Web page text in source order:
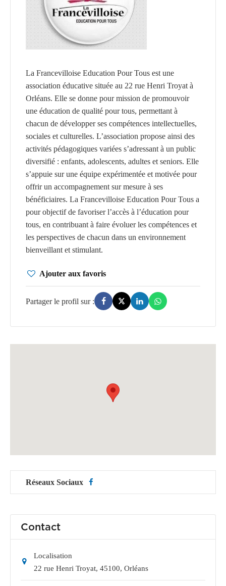
Décès
La Francevilloise Education Pour Tous est une
association éducative située au 22 rue Henri Troyat à
Orléans. Elle se donne pour mission de promouvoir
une éducation de qualité pour tous, permettant à
chacun de développer ses compétences intellectuelles,
sociales et culturelles. L’association propose ainsi des
activités pédagogiques variées s’adressant à un public
diversifié : enfants, adolescents, adultes et seniors. Elle
s’appuie sur une équipe expérimentée et motivée pour
offrir un accompagnement sur mesure à ses
bénéficiaires. La Francevilloise Education Pour Tous a
pour objectif de favoriser l’accès à l’éducation pour
tous, en contribuant à faire évoluer les compétences et
les perspectives de chacun dans un environnement
bienveillant et stimulant.
Ajouter aux favoris
Réseaux Sociaux
Contact
Localisation
22 rue Henri Troyat, 45100, Orléans